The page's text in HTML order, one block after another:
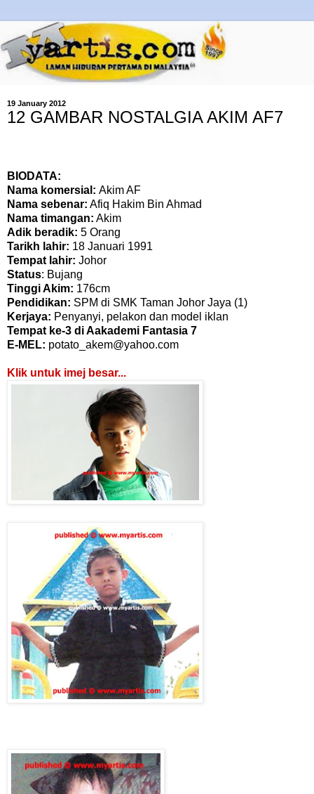
19 January 2012
12 GAMBAR NOSTALGIA AKIM AF7
BIODATA:
Nama komersial: Akim AF
Nama sebenar: Afiq Hakim Bin Ahmad
Nama timangan: Akim
Adik beradik: 5 Orang
Tarikh lahir: 18 Januari 1991
Tempat lahir: Johor
Status: Bujang
Tinggi Akim: 176cm
Pendidikan: SPM di SMK Taman Johor Jaya (1)
Kerjaya: Penyanyi, pelakon dan model iklan
Tempat ke-3 di Aakademi Fantasia 7
E-MEL: potato_akem@yahoo.com
Klik untuk imej besar...